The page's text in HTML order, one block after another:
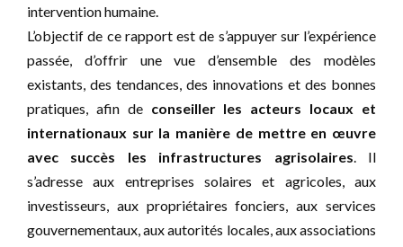
intervention humaine.
L’objectif de ce rapport est de s’appuyer sur l’expérience
passée, d’offrir une vue d’ensemble des modèles
existants, des tendances, des innovations et des bonnes
pratiques, afin de conseiller les acteurs locaux et
internationaux sur la manière de mettre en œuvre
avec succès les infrastructures agrisolaires. Il
s’adresse aux entreprises solaires et agricoles, aux
investisseurs, aux propriétaires fonciers, aux services
gouvernementaux, aux autorités locales, aux associations